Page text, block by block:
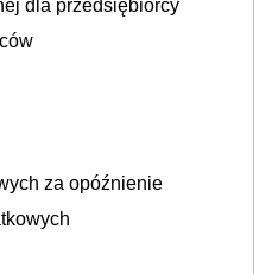
dla przedsiębiorcy
za opóźnienie